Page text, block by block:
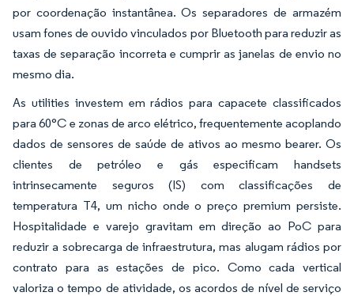
por coordenação instantânea. Os separadores de armazém
usam fones de ouvido vinculados por Bluetooth para reduzir as
taxas de separação incorreta e cumprir as janelas de envio no
mesmo dia.
As utilities investem em rádios para capacete classificados
para 60°C e zonas de arco elétrico, frequentemente acoplando
dados de sensores de saúde de ativos ao mesmo bearer. Os
clientes de petróleo e gás especificam handsets
intrinsecamente seguros (IS) com classificações de
temperatura T4, um nicho onde o preço premium persiste.
Hospitalidade e varejo gravitam em direção ao PoC para
reduzir a sobrecarga de infraestrutura, mas alugam rádios por
contrato para as estações de pico. Como cada vertical
valoriza o tempo de atividade, os acordos de nível de serviço